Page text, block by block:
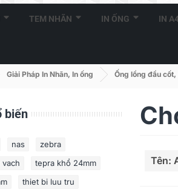
TEM NHÃN IN ỐNG IN
Giải Pháp In Nhãn, In ống Ống lồng đầu
biến
nas
zebra
vach
tepra khổ 24mm
thiet bi luu tru
Tên: